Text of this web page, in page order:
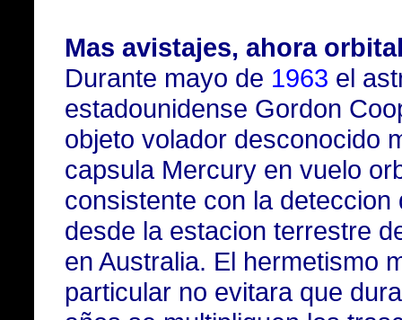
Mas avistajes, ahora
Durante mayo de 1963 el
estadounidense Gordon
objeto volador desconocido
capsula Mercury en vuelo
consistente con la deteccion
desde la estacion terrestre
en Australia. El hermetismo
particular no evitara que